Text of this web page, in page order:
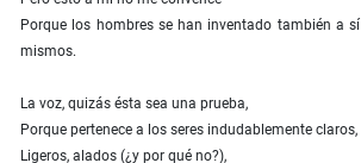
Porque los hombres se han inventado también a sí
mismos.
La voz, quizás ésta sea una prueba,
Porque pertenece a los seres indudablemente claros,
Ligeros, alados (¿y por qué no?),